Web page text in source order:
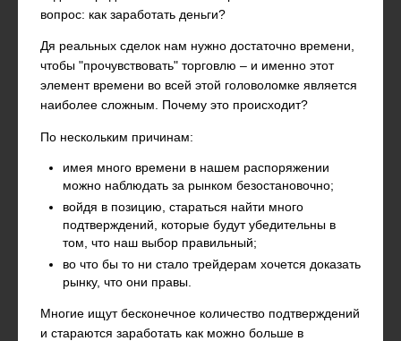
вопрос: как заработать деньги?
Дя реальных сделок нам нужно достаточно времени,
чтобы "прочувствовать" торговлю – и именно этот
элемент времени во всей этой головоломке является
наиболее сложным. Почему это происходит?
По нескольким причинам:
имея много времени в нашем распоряжении
можно наблюдать за рынком безостановочно;
войдя в позицию, стараться найти много
подтверждений, которые будут убедительны в
том, что наш выбор правильный;
во что бы то ни стало трейдерам хочется доказать
рынку, что они правы.
Многие ищут бесконечное количество подтверждений
и стараются заработать как можно больше в